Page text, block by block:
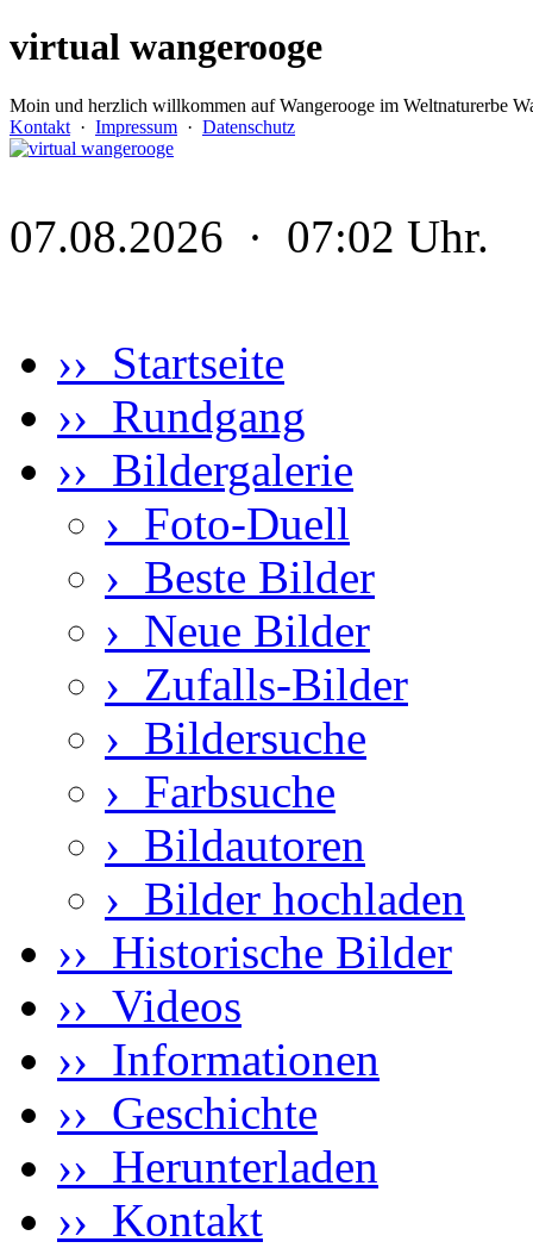
virtual wangerooge
Moin und herzlich willkommen auf Wangerooge im Weltnaturerbe
Kontakt · Impressum · Datenschutz
07.08.2026 · 07:02 Uhr.
›› Startseite
›› Rundgang
›› Bildergalerie
› Foto-Duell
› Beste Bilder
› Neue Bilder
› Zufalls-Bilder
› Bildersuche
› Farbsuche
› Bildautoren
› Bilder hochladen
›› Historische Bilder
›› Videos
›› Informationen
›› Geschichte
›› Herunterladen
›› Kontakt